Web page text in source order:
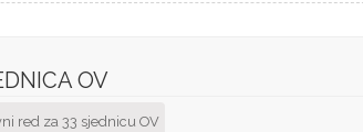
OV
red za 33 sjednicu OV